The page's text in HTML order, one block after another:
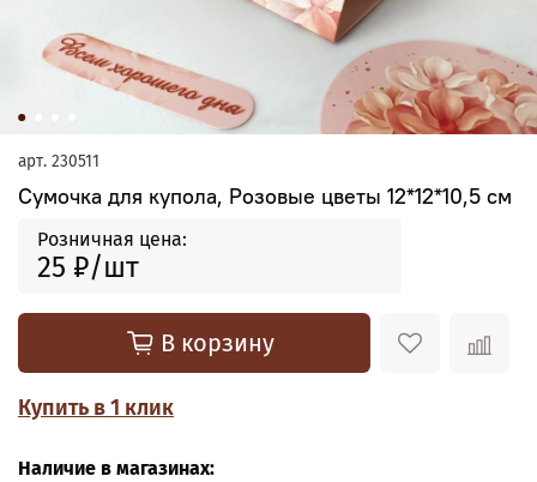
арт. 230511
Сумочка для купола, Розовые цветы 12*12*10,5 см
Розничная цена:
25 ₽
В корзину
Купить в 1 клик
Наличие в магазинах: